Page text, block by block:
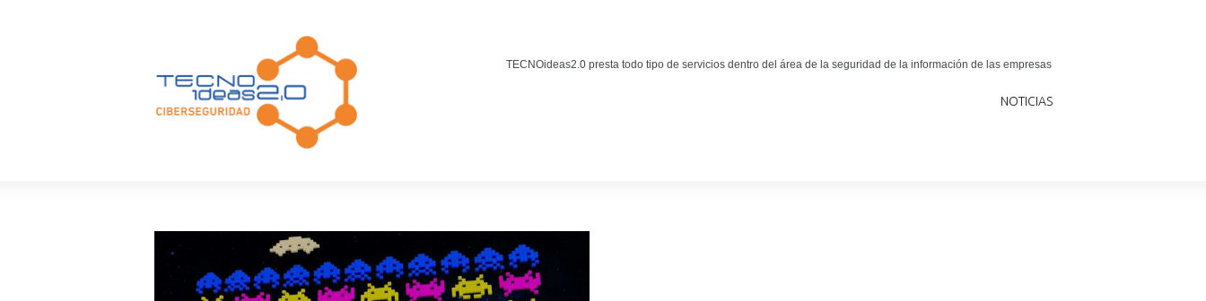
TECNOideas2.0 presta todo tipo de servicios dentro del área de la seguridad de la información de las empresas
NOTICIAS
Noticias tecnológicas.